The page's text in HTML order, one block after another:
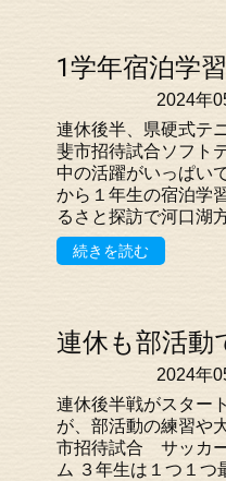
1学年宿泊学
2024年
連休後半、県硬式テ
斐市招待試合ソフト
中の活躍がいっぱい
から１年生の宿泊学
るさと探訪で河口湖
続きを読む
連休も部活動
2024年
連休後半戦がスター
が、部活動の練習や
市招待試合 サッカ
ム ３年生は１つ１つ